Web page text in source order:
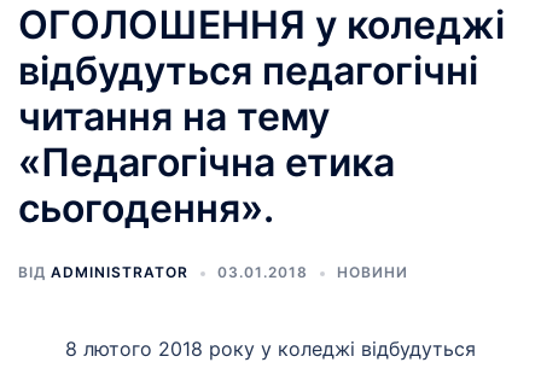
ОГОЛОШЕННЯ у коледжі
відбудуться педагогічні
читання на тему
«Педагогічна етика
сьогодення».
ВІД ADMINISTRATOR 03.01.2018 НОВИНИ
8 лютого 2018 року у коледжі відбудуться